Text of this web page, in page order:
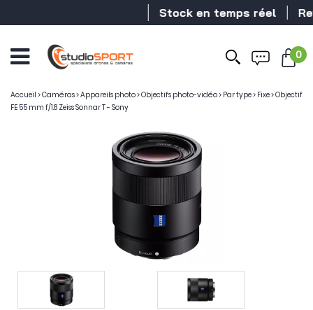
Stock en temps réel
0
Accueil >Caméras>Appareils photo>Objectifs photo-vidéo> Par type> Fixe>Objectif
FE 55 mm f/1.8 Zeiss Sonnar T - Sony